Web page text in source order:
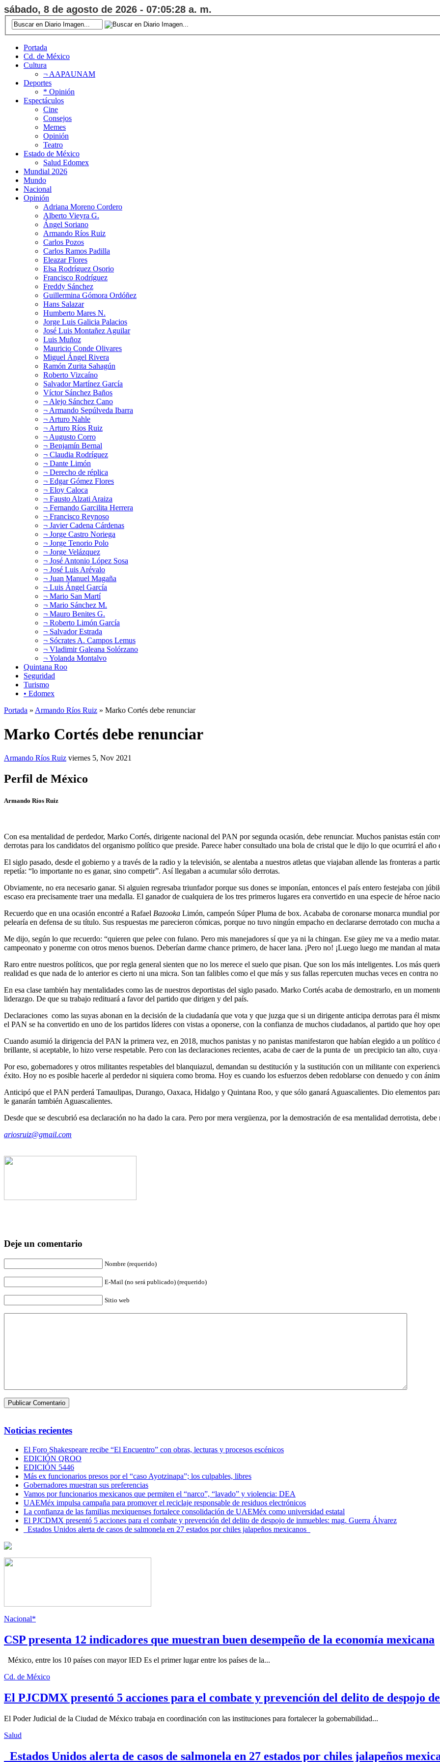
sábado, 8 de agosto de 2026 - 07:05:29 a. m.
Portada
Cd. de México
Cultura
¬ AAPAUNAM
Deportes
* Opinión
Espectáculos
Cine
Consejos
Memes
Opinión
Teatro
Estado de México
Salud Edomex
Mundial 2026
Mundo
Nacional
Opinión
Adriana Moreno Cordero
Alberto Vieyra G.
Ángel Soriano
Armando Ríos Ruiz
Carlos Pozos
Carlos Ramos Padilla
Eleazar Flores
Elsa Rodríguez Osorio
Francisco Rodríguez
Freddy Sánchez
Guillermina Gómora Ordóñez
Hans Salazar
Humberto Mares N.
Jorge Luis Galicia Palacios
José Luis Montañez Aguilar
Luis Muñoz
Mauricio Conde Olivares
Miguel Ángel Rivera
Ramón Zurita Sahagún
Roberto Vizcaíno
Salvador Martínez García
Víctor Sánchez Baños
¬ Alejo Sánchez Cano
¬ Armando Sepúlveda Ibarra
¬ Arturo Nahle
¬ Arturo Ríos Ruiz
¬ Augusto Corro
¬ Benjamín Bernal
¬ Claudia Rodríguez
¬ Dante Limón
¬ Derecho de réplica
¬ Edgar Gómez Flores
¬ Eloy Caloca
¬ Fausto Alzati Araiza
¬ Fernando Garcilita Herrera
¬ Francisco Reynoso
¬ Javier Cadena Cárdenas
¬ Jorge Castro Noriega
¬ Jorge Tenorio Polo
¬ Jorge Velázquez
¬ José Antonio López Sosa
¬ José Luis Arévalo
¬ Juan Manuel Magaña
¬ Luis Ángel García
¬ Mario San Martí
¬ Mario Sánchez M.
¬ Mauro Benites G.
¬ Roberto Limón García
¬ Salvador Estrada
¬ Sócrates A. Campos Lemus
¬ Vladimir Galeana Solórzano
¬ Yolanda Montalvo
Quintana Roo
Seguridad
Turismo
• Edomex
Portada » Armando Ríos Ruiz » Marko Cortés debe renunciar
Marko Cortés debe renunciar
Armando Ríos Ruiz viernes 5, Nov 2021
Perfil de México
Armando Ríos Ruiz
Con esa mentalidad de perdedor, Marko Cortés, dirigente nacional del PAN por segunda ocasión, debe renunciar. Muchos panistas están
derrotas para los candidatos del organismo político que preside. Parece haber consultado una bola de cristal que le dijo lo que ocurrirá el año
El siglo pasado, desde el gobierno y a través de la radio y la televisión, se alentaba a nuestros atletas que viajaban allende las fronteras a
repetía: “lo importante no es ganar, sino competir”. Así llegaban a acumular sólo derrotas.
Obviamente, no era necesario ganar. Si alguien regresaba triunfador porque sus dones se imponían, entonces el país entero festejaba con
escaso era precisamente traer una medalla. El ganador de cualquiera de los tres primeros lugares era convertido en una especie de héroe
Recuerdo que en una ocasión encontré a Rafael Bazooka Limón, campeón Súper Pluma de box. Acababa de coronarse monarca mundial
pelearía en defensa de su título. Sus respuestas me parecieron cómicas, porque no tuvo ningún empacho en declararse derrotado con mucha
Me dijo, según lo que recuerdo: “quieren que pelee con fulano. Pero mis manejadores sí que ya ni la chingan. Ese güey me va a medio
campeonato y ponerme con otros menos buenos. Deberían darme chance primero, de hacer lana. ¡Pero no! ¡Luego luego me mandan al
Raro entre nuestros políticos, que por regla general sienten que no los merece el suelo que pisan. Que son los más inteligentes. Los más
realidad es que nada de lo anterior es cierto ni una micra. Son tan falibles como el que más y sus fallas repercuten muchas veces en contra
En esa clase también hay mentalidades como las de nuestros deportistas del siglo pasado. Marko Cortés acaba de demostrarlo, en un
liderazgo. De que su trabajo redituará a favor del partido que dirigen y del país.
Declaraciones como las suyas abonan en la decisión de la ciudadanía que vota y que juzga que si un dirigente anticipa derrotas para él
el PAN se ha convertido en uno de los partidos líderes con vistas a oponerse, con la confianza de muchos ciudadanos, al partido que hoy
Cuando asumió la dirigencia del PAN la primera vez, en 2018, muchos panistas y no panistas manifestaron que habían elegido a un
brillante, si aceptable, lo hizo verse respetable. Pero con las declaraciones recientes, acaba de caer de la punta de un precipicio tan alto, cuya
Por eso, gobernadores y otros militantes respetables del blanquiazul, demandan su destitución y la sustitución con un militante con
éxito. Hoy no es posible hacerle al perdedor ni siquiera como broma. Hoy es cuando los esfuerzos deben redoblarse con denuedo y con
Anticipó que el PAN perderá Tamaulipas, Durango, Oaxaca, Hidalgo y Quintana Roo, y que sólo ganará Aguascalientes. Dio elementos
le ganarán también Aguascalientes.
Desde que se descubrió esa declaración no ha dado la cara. Pero por mera vergüenza, por la demostración de esa mentalidad derrotista, debe
ariosruiz@gmail.com
Deje un comentario
Nombre (requerido)
E-Mail (no será publicado) (requerido)
Sitio web
Noticias recientes
El Foro Shakespeare recibe “El Encuentro” con obras, lecturas y procesos escénicos
EDICIÓN QROO
EDICIÓN 5446
Más ex funcionarios presos por el “caso Ayotzinapa”; los culpables, libres
Gobernadores muestran sus preferencias
Vamos por funcionarios mexicanos que permiten el “narco”, “lavado” y violencia: DEA
UAEMéx impulsa campaña para promover el reciclaje responsable de residuos electrónicos
La confianza de las familias mexiquenses fortalece consolidación de UAEMéx como universidad estatal
El PJCDMX presentó 5 acciones para el combate y prevención del delito de despojo de inmuebles: mag. Guerra Álvarez
Estados Unidos alerta de casos de salmonela en 27 estados por chiles jalapeños mexicanos
Nacional*
CSP presenta 12 indicadores que muestran buen desempeño de la economía mexicana
México, entre los 10 países con mayor IED Es el primer lugar entre los países de la...
Cd. de México
El PJCDMX presentó 5 acciones para el combate y prevención del delito de despojo
El Poder Judicial de la Ciudad de México trabaja en coordinación con las instituciones para fortalecer la gobernabilidad...
Salud
Estados Unidos alerta de casos de salmonela en 27 estados por chiles jalapeños